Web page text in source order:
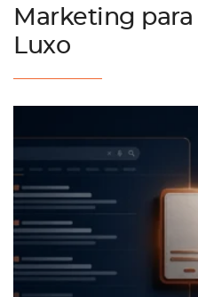
Marketing
Luxo